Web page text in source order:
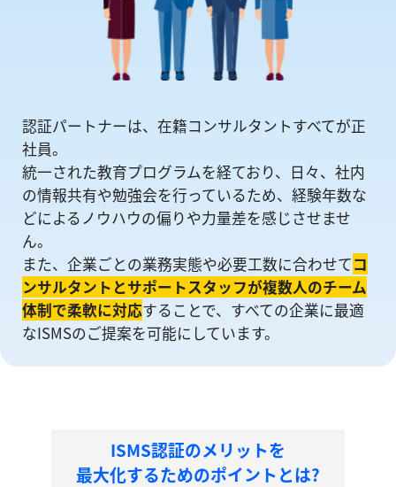
認証パートナーは、在籍コンサルタントすべてが正
社員。
統一された教育プログラムを経ており、日々、社内
の情報共有や勉強会を⾏っているため、経験年数な
どによるノウハウの偏りや⼒量差を感じさせませ
ん。
また、企業ごとの業務実態や必要工数に合わせてコ
ンサルタントとサポートスタッフが複数人のチーム
体制で柔軟に対応することで、すべての企業に最適
なISMSのご提案を可能にしています。
ISMS認証のメリットを
最大化するためのポイントとは?